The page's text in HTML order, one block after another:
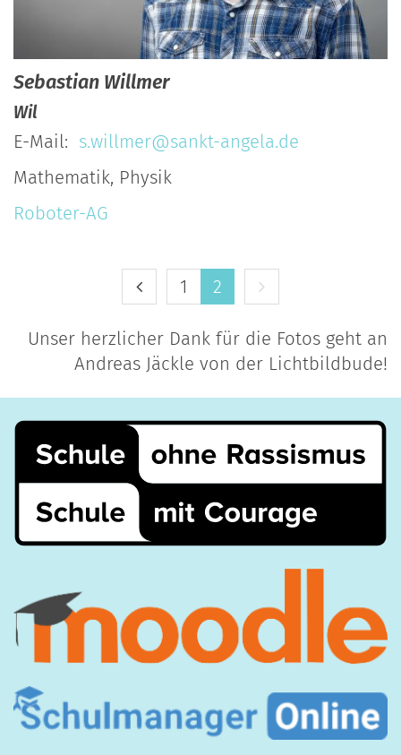
Sebastian Willmer
Wil
E-Mail: s.willmer@sankt-angela.de
Mathematik, Physik
Roboter-AG
Vorherige Seite
1 2 Nächste Seite
Unser herzlicher Dank für die Fotos geht an
Andreas Jäckle von der Lichtbildbude!